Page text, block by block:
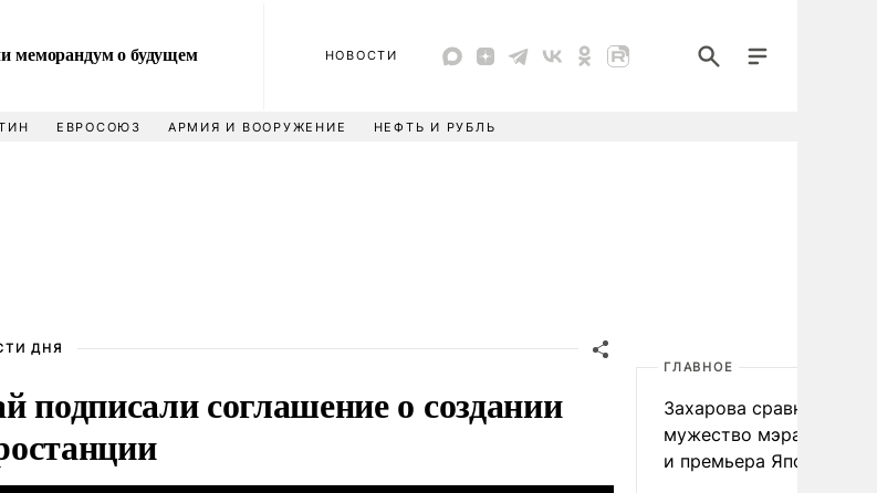
меморандум о будущем
НОВОСТИ
ЕВРОСОЮЗ АРМИЯ И ВООРУЖЕНИЕ НЕФТЬ И РУБЛЬ
ДНЯ
подписали соглашение о создании
ГЛАВНОЕ
Захарова сравнила
мужество мэра
и премьера Японии